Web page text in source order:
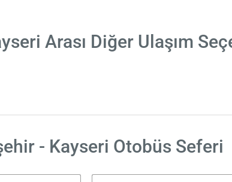
Arası Diğer Ulaşım
- Kayseri Otobüs Seferi